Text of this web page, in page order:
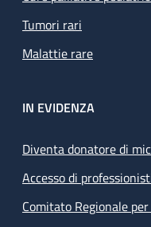
Tumori rari
Malattie rare
IN EVIDENZA
Diventa donatore di
Accesso di
Comitato Regionale per